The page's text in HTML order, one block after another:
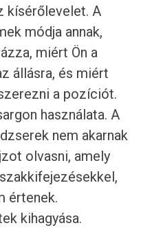
kísérőlevelet. A
módja annak,
miért Ön a
állásra, és miért
a pozíciót.
használata. A
nem akarnak
olvasni, amely
értenek.
kihagyása.